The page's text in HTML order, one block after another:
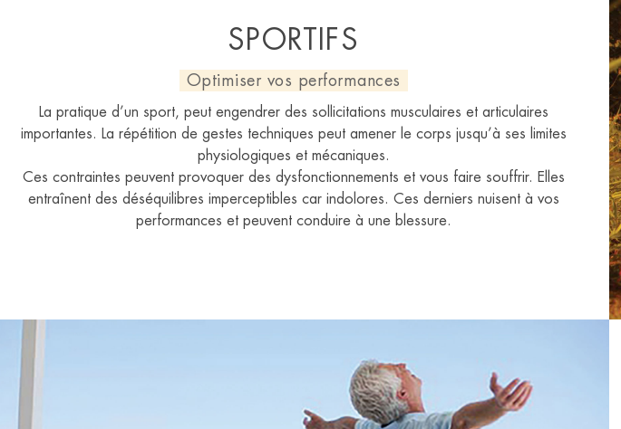
SPORTIFS
Optimiser vos performances
La pratique d’un sport, peut engendrer des sollicitations musculaires et articulaires
importantes. La répétition de gestes techniques peut amener le corps jusqu’à ses limites
physiologiques et mécaniques.
Ces contraintes peuvent provoquer des dysfonctionnements et vous faire souffrir. Elles
entraînent des déséquilibres imperceptibles car indolores. Ces derniers nuisent à vos
performances et peuvent conduire à une blessure.